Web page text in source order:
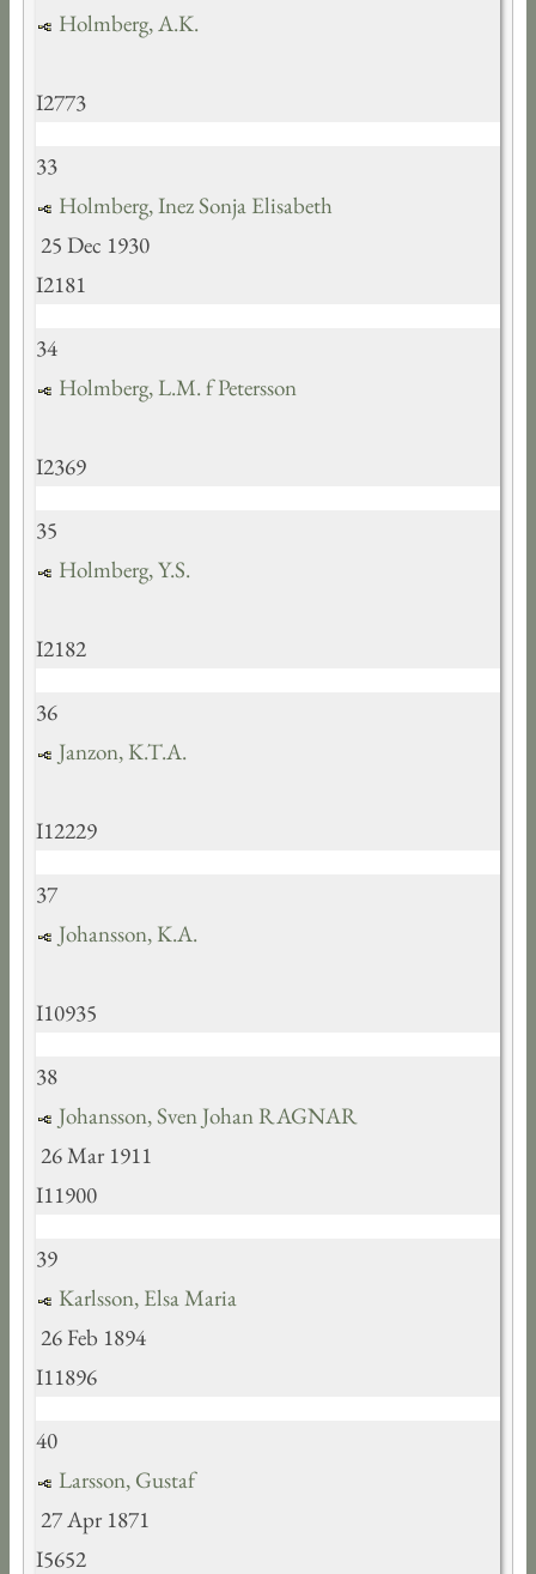
Holmberg, A.K.
I2773
33
Holmberg, Inez Sonja Elisabeth
25 Dec 1930
I2181
34
Holmberg, L.M. f Petersson
I2369
35
Holmberg, Y.S.
I2182
36
Janzon, K.T.A.
I12229
37
Johansson, K.A.
I10935
38
Johansson, Sven Johan RAGNAR
26 Mar 1911
I11900
39
Karlsson, Elsa Maria
26 Feb 1894
I11896
40
Larsson, Gustaf
27 Apr 1871
I5652